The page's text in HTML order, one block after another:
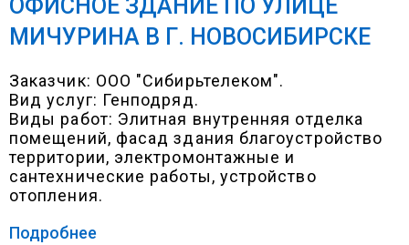
ОФИСНОЕ ЗДАНИЕ ПО УЛИЦЕ
МИЧУРИНА В Г. НОВОСИБИРСКЕ
Заказчик: ООО "Сибирьтелеком".
Вид услуг: Генподряд.
Виды работ: Элитная внутренняя отделка
помещений, фасад здания благоустройство
территории, электромонтажные и
сантехнические работы, устройство
отопления.
Подробнее